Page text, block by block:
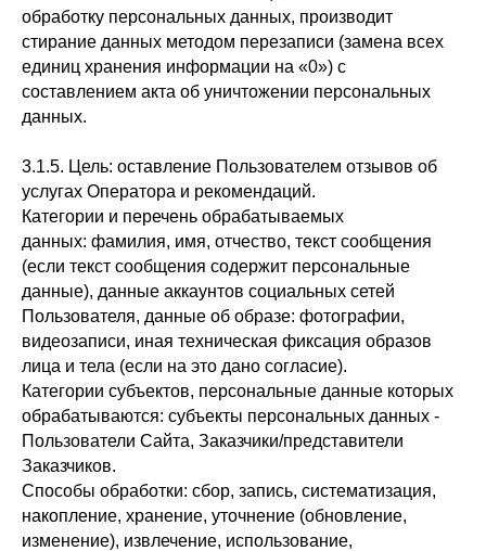
обработку персональных данных, производит
стирание данных методом перезаписи (замена всех
единиц хранения информации на «0») с
составлением акта об уничтожении персональных
данных.
3.1.5. Цель: оставление Пользователем отзывов об
услугах Оператора и рекомендаций.
Категории и перечень обрабатываемых
данных: фамилия, имя, отчество, текст сообщения
(если текст сообщения содержит персональные
данные), данные аккаунтов социальных сетей
Пользователя, данные об образе: фотографии,
видеозаписи, иная техническая фиксация образов
лица и тела (если на это дано согласие).
Категории субъектов, персональные данные которых
обрабатываются: субъекты персональных данных -
Пользователи Сайта, Заказчики/представители
Заказчиков.
Способы обработки: сбор, запись, систематизация,
накопление, хранение, уточнение (обновление,
изменение), извлечение, использование,